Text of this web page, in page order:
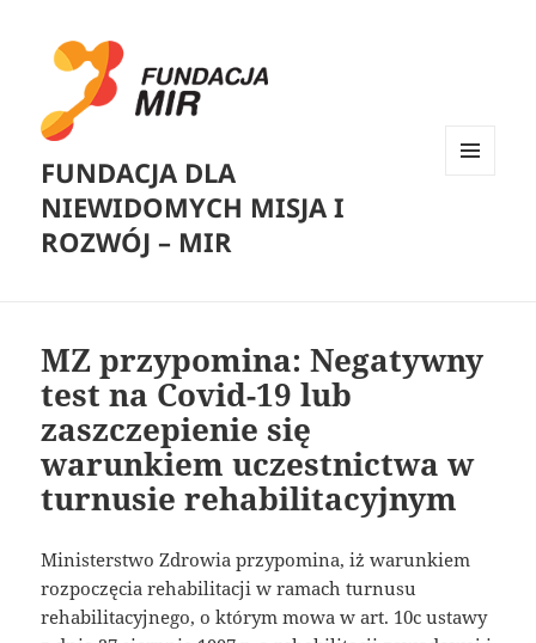
FUNDACJA DLA
NIEWIDOMYCH MISJA I
ROZWÓJ – MIR
MZ przypomina: Negatywny
test na Covid-19 lub
zaszczepienie się
warunkiem uczestnictwa w
turnusie rehabilitacyjnym
Ministerstwo Zdrowia przypomina, iż warunkiem
rozpoczęcia rehabilitacji w ramach turnusu
rehabilitacyjnego, o którym mowa w art. 10c ustawy